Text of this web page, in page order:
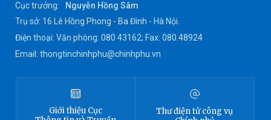
Cục trưởng:
Nguyễn Hồng Sâm
Trụ sở: 16 Lê Hồng Phong - Ba Đình - Hà Nội.
Điện thoại: Văn phòng: 080 43162; Fax: 080.48924
Email: thongtinchinhphu@chinhphu.vn
Giới thiệu Cục
Thư điện tử công vụ